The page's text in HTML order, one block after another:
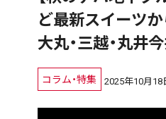
ど最新スイーツ
大丸・三越・丸井
コラム・特集 2025年10月18